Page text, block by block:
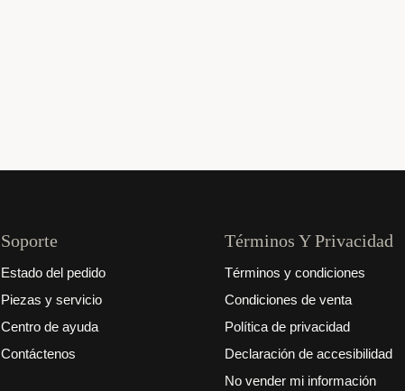
Soporte
Estado del pedido
Piezas y servicio
Centro de ayuda
Contáctenos
Términos Y Privacidad
Términos y condiciones
Condiciones de venta
Política de privacidad
Declaración de accesibilidad
No vender mi información